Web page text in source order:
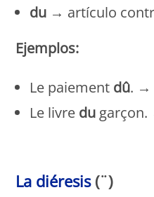
du → artículo
Ejemplos:
Le paiement dû. →
Le livre du garçon.
La diéresis(¨)